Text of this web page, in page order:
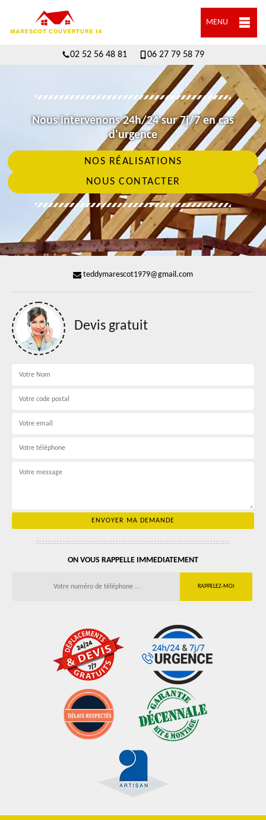
MENU
02 52 56 48 81 06 27 79 58 79
Nous intervenons 24h/24 sur 7j/7 en cas
d'urgence
NOS RÉALISATIONS
NOUS CONTACTER
teddymarescot1979@gmail.com
Devis gratuit
ON VOUS RAPPELLE IMMEDIATEMENT